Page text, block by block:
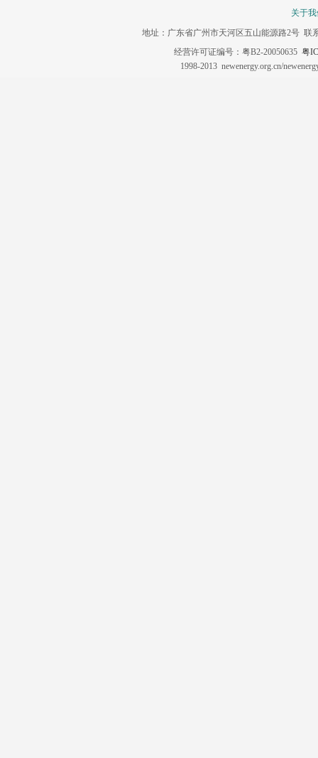
关于
地址：广东省广州市天河区五山能源路2号 联
经营许可证编号：粤B2-20050635 粤
1998-2013 newenergy.org.cn/